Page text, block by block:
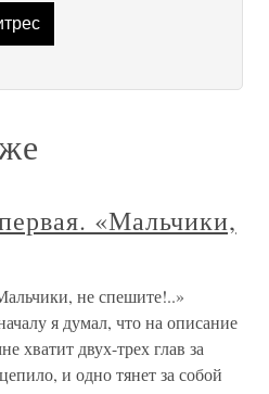
«Мальчики,
не спешите!..»
я думал, что на описание
хватит двух-трех глав за
и одно тянет за собой